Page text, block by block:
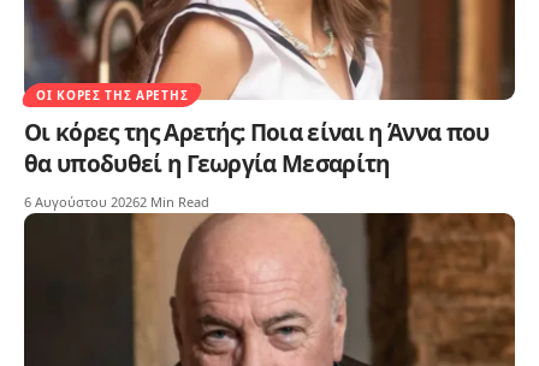
ΟΙ ΚΌΡΕΣ ΤΗΣ ΑΡΕΤΉΣ
Οι κόρες της Αρετής: Ποια είναι η Άννα που
θα υποδυθεί η Γεωργία Μεσαρίτη
6 Αυγούστου 20262 Min Read